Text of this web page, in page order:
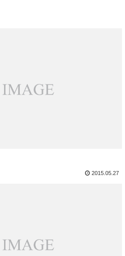
2015.05.27